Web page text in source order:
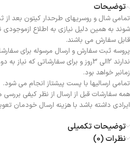
توضیحات
تمامی شال و روسریهای طرحدار کیتون بعد از
شوند به همین دلیل نیازی به اطلاع
قابل سفارش می باشند.
پروسه ثبت سفارش و ارسال مرسوله برای
ندارند 2الی 3روز و برای سفارشاتی که
زمانبر خواهد بود.
تمامی ارسالیها با پست پیشتاز انجام می شود.
همه سفارشات قبل از ارسال از نظر کیفی بررسی
ایرادی داشته باشد با هزینه ارسال خودمان
توضیحات تکمیلی
نظرات (0)